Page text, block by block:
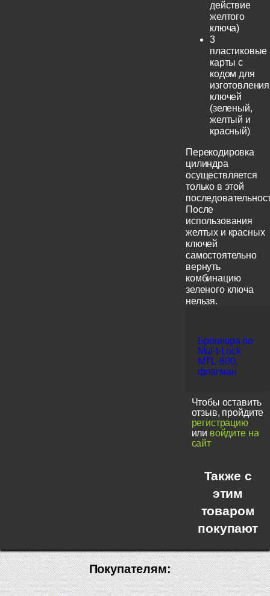
действие
желтого
ключа)
3
пластиковые
карты с
кодом для
изготовления
ключей
(зеленый,
желтый и
красный)
Перекодировка
цилиндра
осуществляется
только в этой
После
использования
желтых и красных
ключей
самостоятельно
вернуть
комбинацию
зеленого ключа
нельзя.
Брошюра по
Mul-t-Lock
MTL-800,
флагман
Чтобы оставить
отзыв, пройдите
регистрацию
или войдите на
сайт
Также с
этим
товаром
покупают
Покупателям: